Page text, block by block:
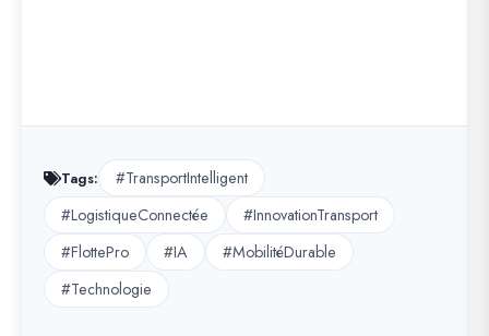
Tags:
#TransportIntelligent
#LogistiqueConnectée
#InnovationTransport
#FlottePro
#IA
#MobilitéDurable
#Technologie